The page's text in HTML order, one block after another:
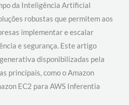
da Inteligência Artificial
robustas que permitem aos
implementar e escalar
e segurança. Este artigo
disponibilizadas pela
principais, como o Amazon
EC2 para AWS Inferentia